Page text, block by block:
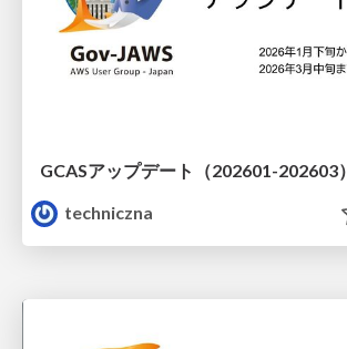
GCASアップデート（202601-202603）
techniczna